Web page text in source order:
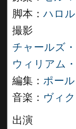
脚本： ハロ
撮影
チャールズ
ウィリアム
編集： ポー
音楽： ヴィ
出演